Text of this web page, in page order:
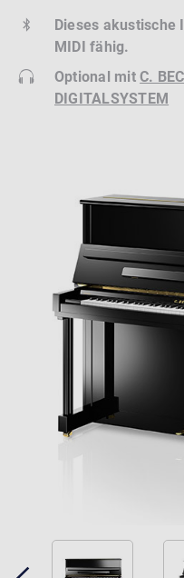
Dieses akustische
MIDI fähig.
Optional mitC.
DIGITALSYSTEM